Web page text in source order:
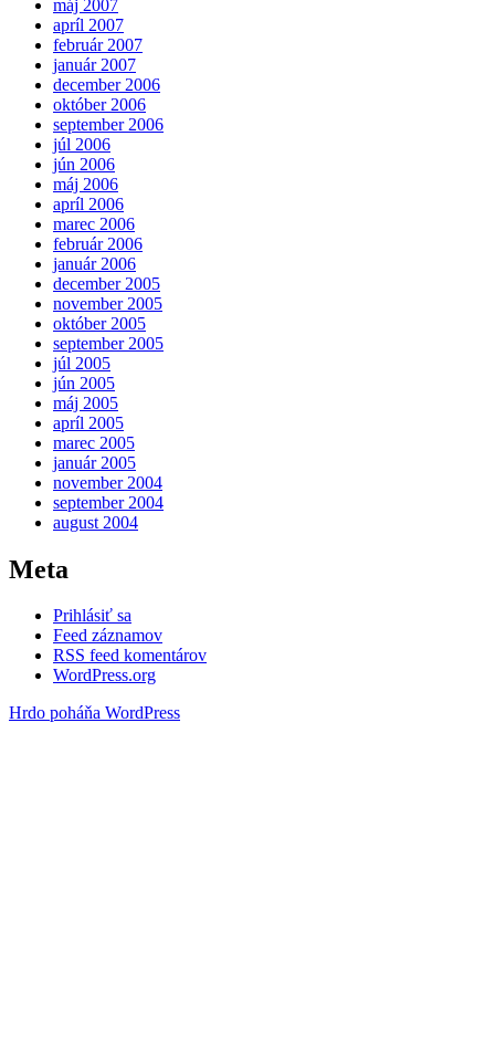
máj 2007
apríl 2007
február 2007
január 2007
december 2006
október 2006
september 2006
júl 2006
jún 2006
máj 2006
apríl 2006
marec 2006
február 2006
január 2006
december 2005
november 2005
október 2005
september 2005
júl 2005
jún 2005
máj 2005
apríl 2005
marec 2005
január 2005
november 2004
september 2004
august 2004
Meta
Prihlásiť sa
Feed záznamov
RSS feed komentárov
WordPress.org
Hrdo poháňa WordPress